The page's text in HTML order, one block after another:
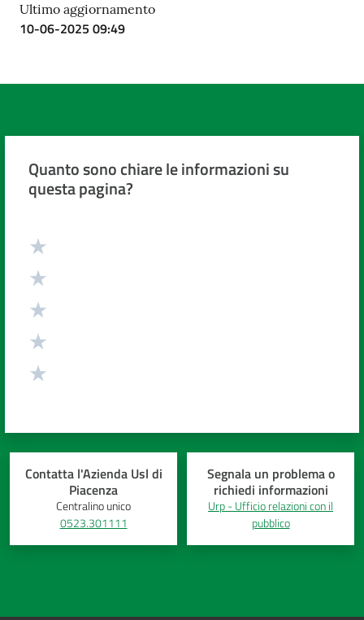
Ultimo aggiornamento
10-06-2025 09:49
Quanto sono chiare le informazioni su
questa pagina?
Contatta l'Azienda Usl di
Piacenza
Centralino unico
0523.301111
Segnala un problema o
richiedi informazioni
Urp - Ufficio relazioni con il
pubblico